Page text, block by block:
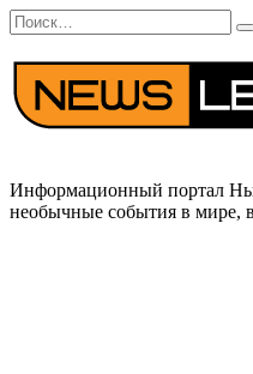
Перейти
к
содержанию
Search
for:
Информационный портал
необычные события в мире,